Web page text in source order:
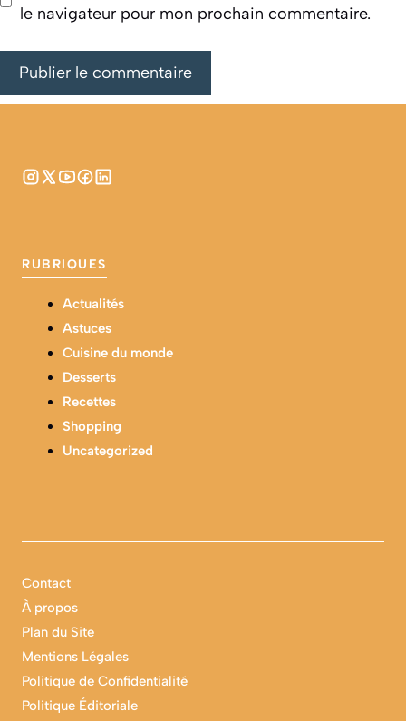
le navigateur pour mon prochain commentaire.
RUBRIQUES
Actualités
Astuces
Cuisine du monde
Desserts
Recettes
Shopping
Uncategorized
Contact
À propos
Plan du Site
Mentions Légales
Politique de Confidentialité
Politique Éditoriale